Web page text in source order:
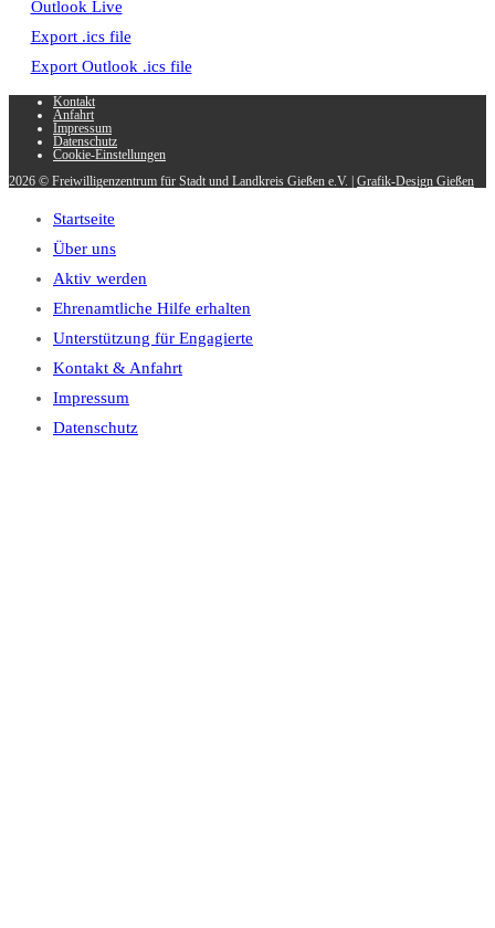
Outlook Live
Export .ics file
Export Outlook .ics file
Kontakt
Anfahrt
Impressum
Datenschutz
Cookie-Einstellungen
2026 © Freiwilligenzentrum für Stadt und Landkreis Gießen e.V. | Grafik-Design Gießen
Startseite
Über uns
Aktiv werden
Ehrenamtliche Hilfe erhalten
Unterstützung für Engagierte
Kontakt & Anfahrt
Impressum
Datenschutz